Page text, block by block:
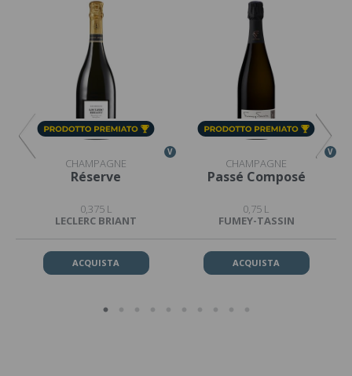
V
CHAMPAGNE
Réserve
0,375 L
LECLERC BRIANT
ACQUISTA
V
CHAMPAGNE
Passé Composé
0,75 L
FUMEY-TASSIN
ACQUISTA